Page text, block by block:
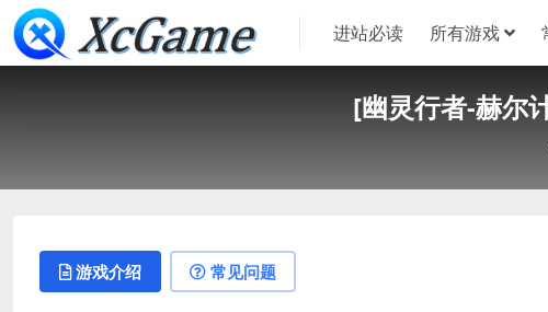
进站必读 所有游戏
[幽灵行者-赫
游戏介绍 常见问题